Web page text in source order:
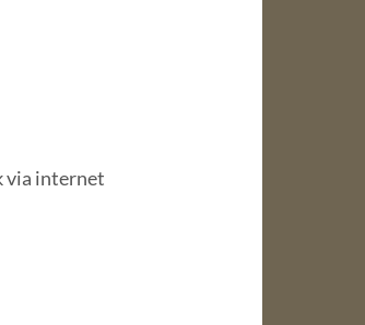
via internet